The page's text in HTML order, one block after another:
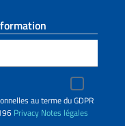
au terme du GDPR
Privacy Notes légales